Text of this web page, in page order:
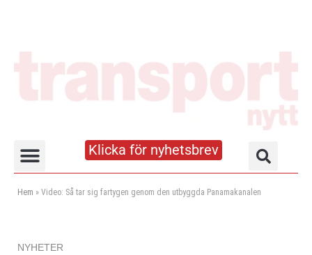
Klicka för nyhetsbrev
Hem » Video: Så tar sig fartygen genom den utbyggda Panamakanalen
NYHETER